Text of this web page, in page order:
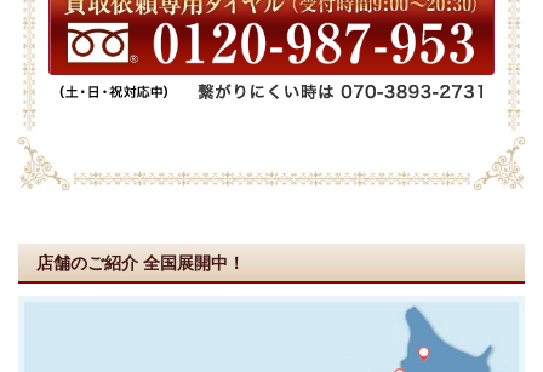
店舗のご紹介 全国展開中！